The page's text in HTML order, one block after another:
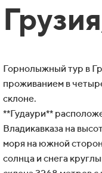
Горнолыжный тур в
проживанием в
склоне.
**Гудаури**
Владикавказа на
моря на южной
солнца и снега